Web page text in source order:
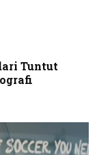
Tuntut